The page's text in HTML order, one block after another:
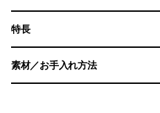
特長
素材／お手入れ方法